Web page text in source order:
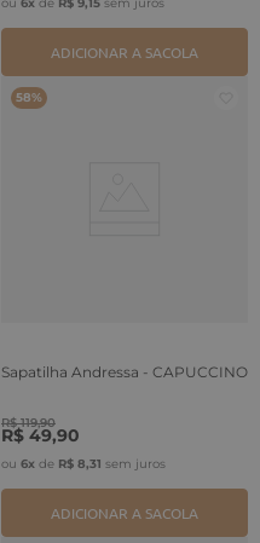
ADICIONAR A SACOLA
58%
Sapatilha Andressa - CAPUCCINO
R$ 119,90
R$ 49,90
ou 6x de R$ 8,31 sem juros
ADICIONAR A SACOLA